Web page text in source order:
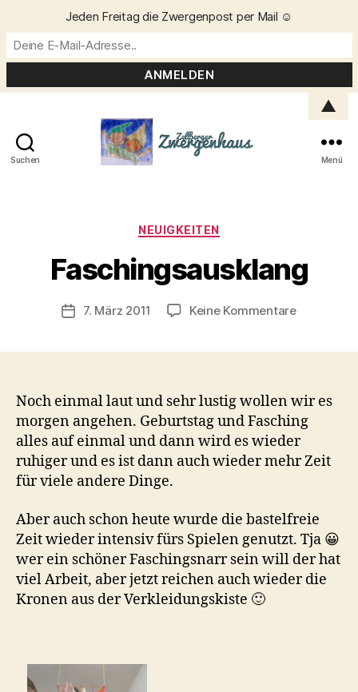
Suchen Menü
Kategorien
NEUIGKEITEN
Faschingsausklang
Beitragsautor
V
n
C
ri
t
Veröffentlichungsdatum
7. März 2011 Keine Kommentarezu
Noch einmal laut und sehr lustig wollen wir es
morgen angehen. Geburtstag und Fasching
alles auf einmal und dann wird es wieder
ruhiger und es ist dann auch wieder mehr Zeit
für viele andere Dinge.
Aber auch schon heute wurde die bastelfreie
Zeit wieder intensiv fürs Spielen genutzt. Tja 😀
wer ein schöner Faschingsnarr sein will der hat
viel Arbeit, aber jetzt reichen auch wieder die
Kronen aus der Verkleidungskiste 🙂
Jeden Freitag die Zwergenpost per Mail ☺️
▲